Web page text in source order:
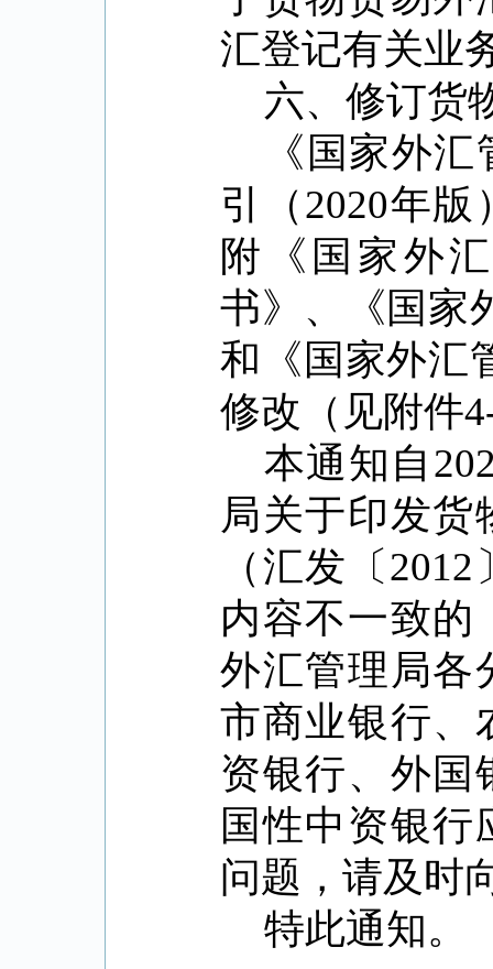
汇登记有关业
六、修订货
《国家外
引（2020年版
附《国家外
书》、《国家
和《国家外汇
修改（见附件
本通知自
局关于印发
（汇发〔 2012
内容不一致的
外汇管理局各
市商业银行、
资银行、外国
国性中资银
问题，请及时
特此通知。